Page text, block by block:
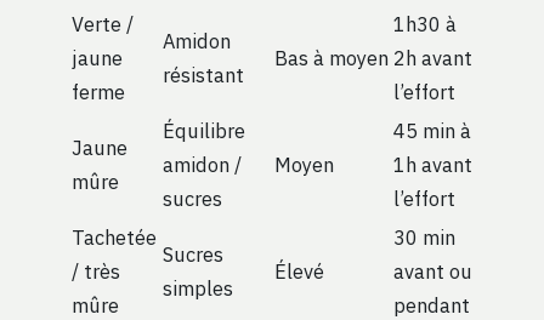
Verte /
jaune
ferme
Amidon
résistant
Bas à moyen
1h30 à
2h avant
l’effort
Jaune
mûre
Équilibre
amidon /
sucres
Moyen
45 min à
1h avant
l’effort
Tachetée
/ très
mûre
Sucres
simples
Élevé
30 min
avant ou
pendant